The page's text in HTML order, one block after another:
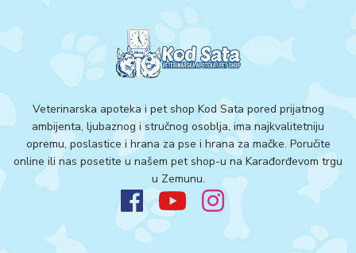
Veterinarska apoteka i pet shop Kod Sata pored prijatnog
ambijenta, ljubaznog i stručnog osoblja, ima najkvalitetniju
opremu, poslastice i hrana za pse i hrana za mačke. Poručite
online ili nas posetite u našem pet shop-u na Karađorđevom trgu
u Zemunu.